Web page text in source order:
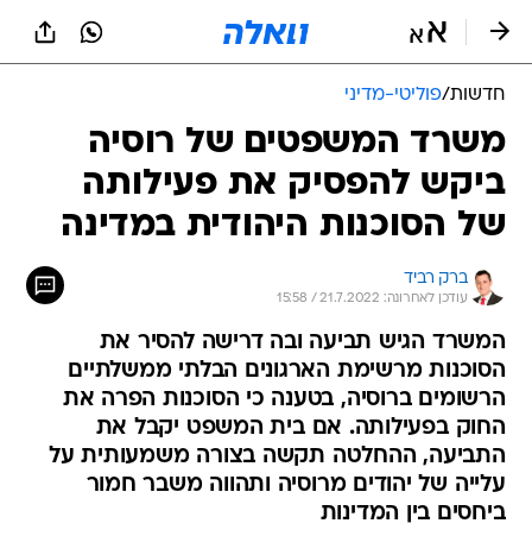
חדשות/פוליטי-מדיני
משרד המשפטים של רוסיה
ביקש להפסיק את פעילותה
של הסוכנות היהודית במדינה
ברק רביד
עודכן לאחרונה: 21.7.2022 / 15:58
המשרד הגיש תביעה ובה דרישה להסיר את
הסוכנות מרשימת הארגונים הבלתי ממשלתיים
הרשומים ברוסיה, בטענה כי הסוכנות הפרה את
החוק בפעילותה. אם בית המשפט יקבל את
התביעה, ההחלטה תקשה בצורה משמעותית על
עלייה של יהודים מרוסיה ותהווה משבר חמור
ביחסים בין המדינות